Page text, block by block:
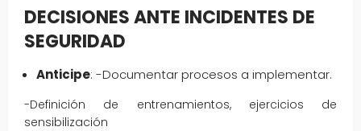
DECISIONES ANTE INCIDENTES DE
SEGURIDAD
Anticipe: -Documentar procesos a implementar.
-Definición de entrenamientos, ejercicios de
sensibilización